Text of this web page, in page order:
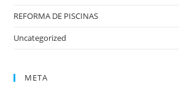
REFORMA DE PISCINAS
Uncategorized
META